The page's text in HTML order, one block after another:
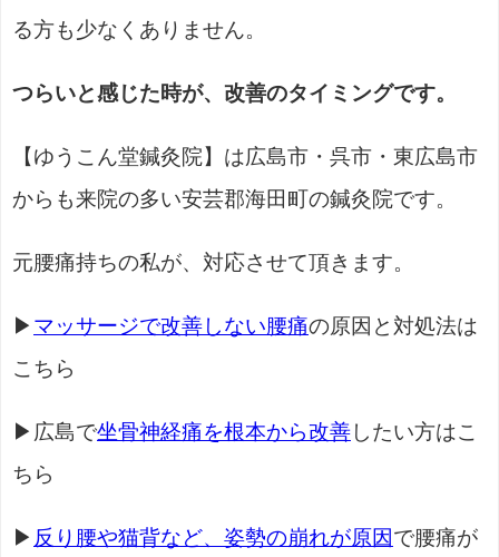
る方も少なくありません。
つらいと感じた時が、改善のタイミングです。
【ゆうこん堂鍼灸院】は広島市・呉市・東広島市
からも来院の多い安芸郡海田町の鍼灸院です。
元腰痛持ちの私が、対応させて頂きます。
▶ マッサージで改善しない腰痛の原因と対処法は
こちら
▶広島で坐骨神経痛を根本から改善 したい方はこ
ちら
▶ 反り腰や猫背など、姿勢の崩れが原因 で腰痛が